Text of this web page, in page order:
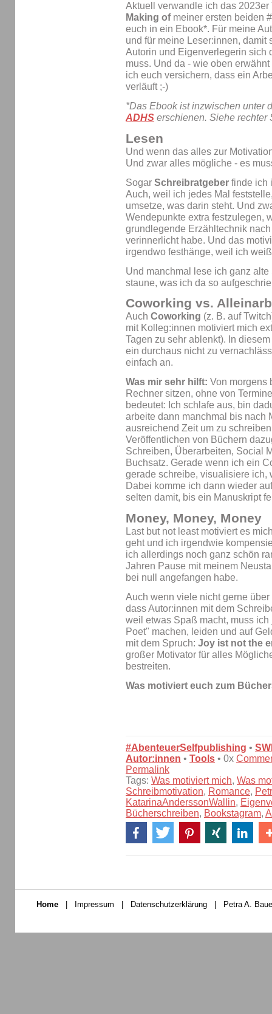
Aktuell verwandle ich das
Making ofmeiner ersten beiden
euch in ein Ebook*. Für meine
und für meine Leser:innen,
Autorin und Eigenverlegerin sich
muss. Und da - wie oben
ich euch versichern, dass ein
verläuft ;-)
*Das Ebook ist inzwischen unter
ADHS erschienen. Siehe rechter
Lesen
Und wenn das alles zur
Und zwar alles mögliche - es
Sogar Schreibratgeber finde ich
Auch, weil ich jedes Mal
umsetze, was darin steht. Und
Wendepunkte extra festzulegen,
grundlegende Erzähltechnik
verinnerlicht habe. Und das
irgendwo festhänge, weil ich
Und manchmal lese ich ganz
staune, was ich da so
Coworking vs.
Auch Coworking (z. B. auf
mit Kolleg:innen motiviert mich
Tagen zu sehr ablenkt). In
ein durchaus nicht zu
einfach an.
Was mir sehr hilft: Von morgens
Rechner sitzen, ohne von
bedeutet: Ich schlafe aus, bin
arbeite dann manchmal bis nach
ausreichend Zeit um zu
Veröffentlichen von Büchern
Schreiben, Überarbeiten, Social
Buchsatz. Gerade wenn ich ein
gerade schreibe, visualisiere ich,
Dabei komme ich dann wieder
selten damit, bis ein Manuskript
Money, Money, Money
Last but not least motiviert es
geht und ich irgendwie
ich allerdings noch ganz schön
Jahren Pause mit meinem
bei null angefangen habe.
Auch wenn viele nicht gerne
dass Autor:innen mit dem
weil etwas Spaß macht, muss
Poet" machen, leiden und auf
mit dem Spruch: Joy ist not the
großer Motivator für alles
bestreiten.
Was motiviert euch zum
#AbenteuerSelfpublishing •
Autor:innen • Tools • 0x
Permalink
Tags: Was motiviert mich, Was
Schreibmotivation, Romance,
KatarinaAnderssonWallin,
Bücherschreiben, Bookstagram,
Home Impressum Datenschutzerklärung Petra A.